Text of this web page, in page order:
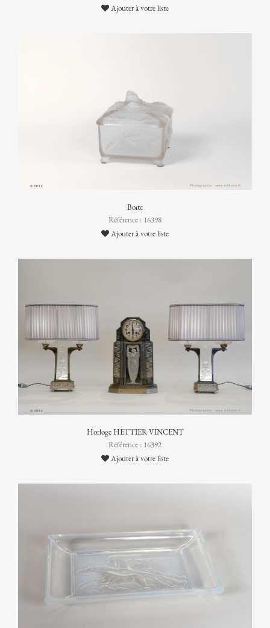
Ajouter à votre liste
Boîte
Référence : 16398
Ajouter à votre liste
Horloge HETTIER VINCENT
Référence : 16392
Ajouter à votre liste